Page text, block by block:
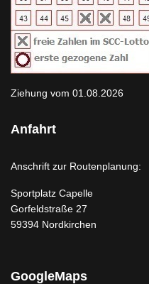
Ziehung vom 01.08.2026
Anfahrt
Anschrift zur Routenplanung:
Sportplatz Capelle
Gorfeldstraße 27
59394 Nordkirchen
GoogleMaps